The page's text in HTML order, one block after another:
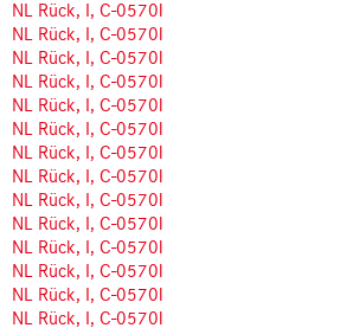
NL Rück, I, C-0570l
NL Rück, I, C-0570l
NL Rück, I, C-0570l
NL Rück, I, C-0570l
NL Rück, I, C-0570l
NL Rück, I, C-0570l
NL Rück, I, C-0570l
NL Rück, I, C-0570l
NL Rück, I, C-0570l
NL Rück, I, C-0570l
NL Rück, I, C-0570l
NL Rück, I, C-0570l
NL Rück, I, C-0570l
NL Rück, I, C-0570l